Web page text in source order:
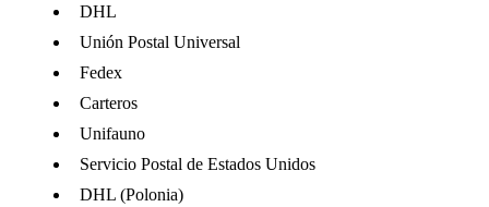
DHL
Unión Postal Universal
Fedex
Carteros
Unifauno
Servicio Postal de Estados Unidos
DHL (Polonia)